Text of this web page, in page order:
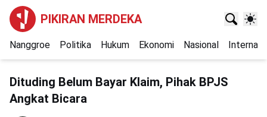
PIKIRAN MERDEKA
Nanggroe Politika Hukum Ekonomi Nasional
Dituding Belum Bayar Klaim, Pihak BPJS
Angkat Bicara